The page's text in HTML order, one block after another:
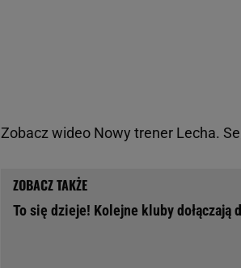
Zobacz wideo Nowy trener Lecha.
To się dzieje! Kolejne kluby dołączają